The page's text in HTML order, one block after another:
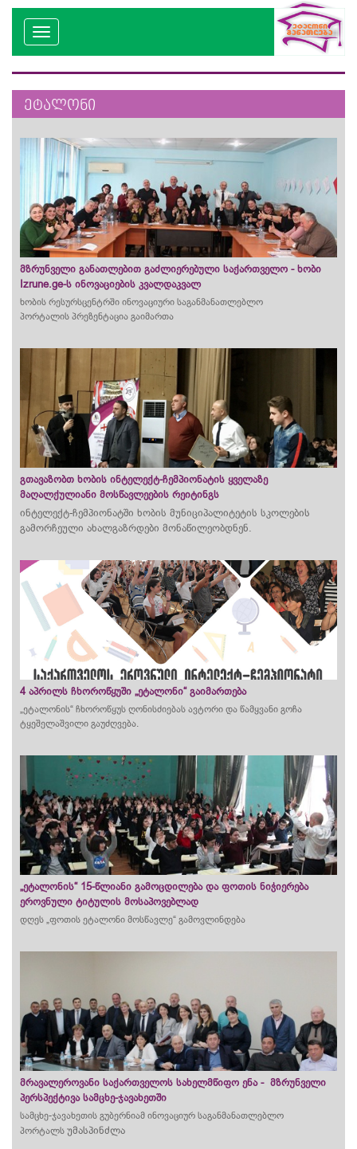
ეტალონი
მზრუნველი განათლებით გაძლიერებული საქართველო - ხობი
Izrune.ge-ს ინოვაციების კვალდაკვალ
ხობის რესურსცენტრში ინოვაციური საგანმანათლებლო
პორტალის პრეზენტაცია გაიმართა
გთავაზობთ ხობის ინტელექტ-ჩემპიონატის ყველაზე
მაღალქულიანი მოსწავლეების რეიტინგს
ინტელექტ-ჩემპიონატში ხობის მუნიციპალიტეტის სკოლების
გამორჩეული ახალგაზრდები მონაწილეობდნენ.
4 აპრილს ჩხოროწყუში „ეტალონი“ გაიმართება
„ეტალონის“ ჩხოროწყუს ღონისძიებას ავტორი და წამყვანი გოჩა
ტყეშელაშვილი გაუძღვება.
„ეტალონის“ 15-წლიანი გამოცდილება და ფოთის ნიჭიერება
ეროვნული ტიტულის მოსაპოვებლად
დღეს „ფოთის ეტალონი მოსწავლე“ გამოვლინდება
მრავალეროვანი საქართველოს სახელმწიფო ენა - მზრუნველი
პერსპექტივა სამცხე-ჯავახეთში
სამცხე-ჯავახეთის გუბერნიამ ინოვაციურ საგანმანათლებლო
პორტალს უმასპინძლა